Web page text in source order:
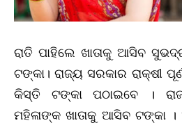
ରାତି ପାହିଲେ ଖାତାକୁ ଆସିବ
ଟଙ୍କା। ରାଜ୍ୟ ସରକାର ରାକ୍ଷୀ
କିସ୍ତି ଟଙ୍କା ପଠାଇବେ ।
ମହିଳାଙ୍କ ଖାତାକୁ ଆସିବ ଟଙ୍କା